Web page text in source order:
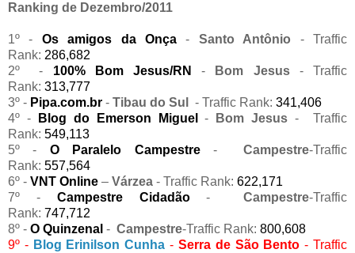
Ranking de Dezembro/2011
1º - Os amigos da Onça - Santo Antônio - Traffic
Rank: 286,682
2º - 100% Bom Jesus/RN - Bom Jesus- Traffic
Rank: 313,777
3º - Pipa.com.br - Tibau do Sul - Traffic Rank: 341,406
4º -
Blog do Emerson Miguel - Bom Jesus - Traffic
Rank: 549,113
5º -
O Paralelo Campestre-Campestre-Traffic
Rank: 557,564
6º - VNT Online – Várzea - Traffic Rank: 622,171
7º - Campestre Cidadão- Campestre-Traffic
Rank: 747,712
8º - O Quinzenal - Campestre-Traffic Rank: 800,608
9º - Blog Erinilson Cunha - Serra de São Bento - Traffic